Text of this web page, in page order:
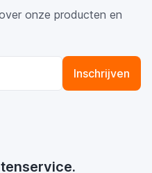
onze producten en
Inschrijven